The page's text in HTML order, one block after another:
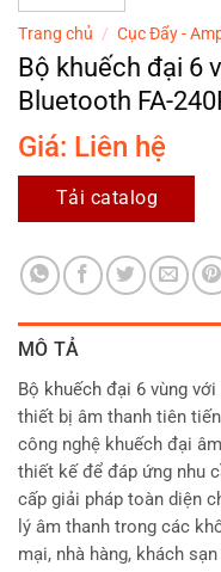
Trang chủ / Cục Đẩy -
Bộ khuếch đại 6
Bluetooth FA-
Giá: Liên hệ
Tải catalog
MÔ TẢ
Bộ khuếch đại 6 vùng
thiết bị âm thanh tiên
công nghệ khuếch đại
thiết kế để đáp ứng nhu
cấp giải pháp toàn diện
lý âm thanh trong các
mại, nhà hàng, khách